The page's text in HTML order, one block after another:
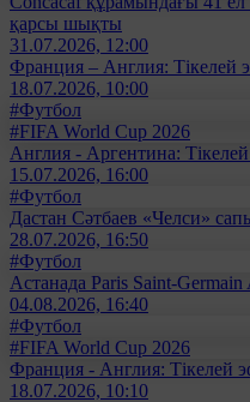
қарсы шықты
31.07.2026, 12:00
Франция – Англия: Тікелей
18.07.2026, 10:00
#Футбол
#FIFA World Cup 2026
Англия - Аргентина:
15.07.2026, 16:00
#Футбол
Дастан Сәтбаев «Челси»
28.07.2026, 16:50
#Футбол
Астанада Paris Saint-
04.08.2026, 16:40
#Футбол
#FIFA World Cup 2026
Франция - Англия: Тікелей
18.07.2026, 10:10